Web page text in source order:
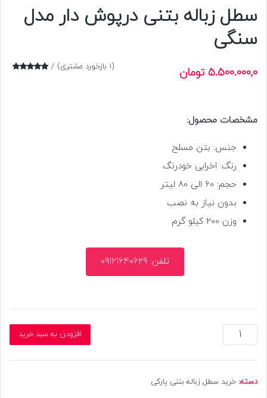
سطل زباله بتنی درپوش دار مدل
سنگی
(
1 بازخورد مشتری) 5.500.000,0 تومان
مشخصات محصول:
جنس: بتن مسلح
رنگ: اخرایی خودرنگ
حجم: 60 الی 80 لیتر
بدون نیاز به نصب
وزن 200 کیلو گرم
تلفن: 09121640629
زباله
دار
افزودن به سبد خرید
دسته: خرید سطل زباله بتنی پارکی